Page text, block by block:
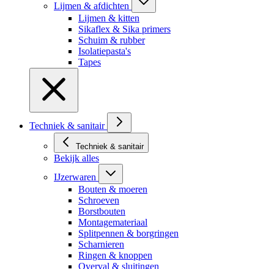
Lijmen & afdichten
Lijmen & kitten
Sikaflex & Sika primers
Schuim & rubber
Isolatiepasta's
Tapes
Techniek & sanitair
Techniek & sanitair
Bekijk alles
IJzerwaren
Bouten & moeren
Schroeven
Borstbouten
Montagemateriaal
Splitpennen & borgringen
Scharnieren
Ringen & knoppen
Overval & sluitingen